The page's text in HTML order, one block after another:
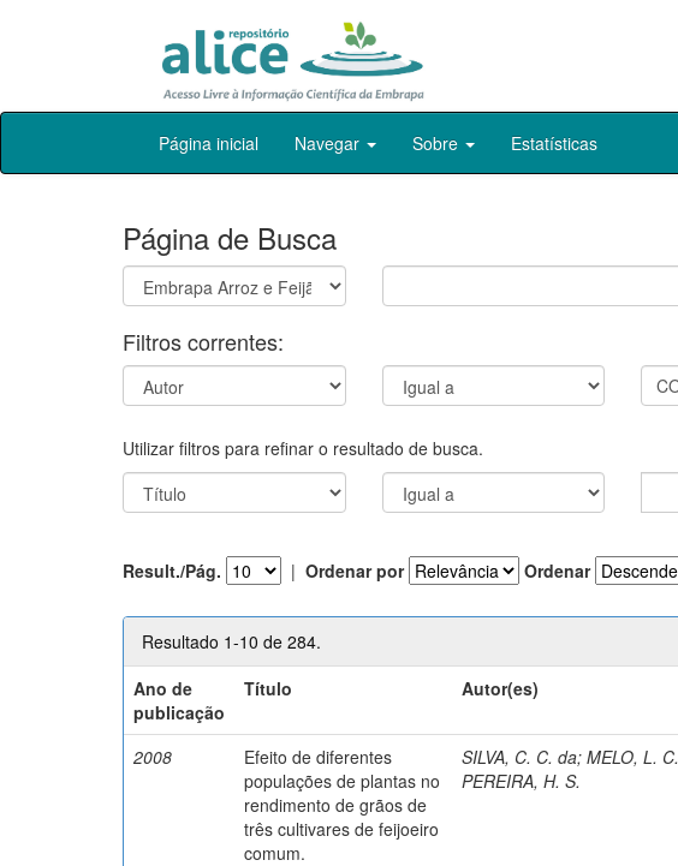
Skip
Página inicial Navegar Sobre Estatísticas
Página de Busca
Filtros correntes:
Utilizar filtros para refinar o resultado de busca.
Result./Pág. | Ordenar por Ordenar
Resultado 1-10 de 284.
Ano de
publicação
Título Autor(es)
2008
Efeito de diferentes
populações de plantas no
rendimento de grãos de
três cultivares de feijoeiro
comum.
SILVA, C. C. da;MELO, L. C.
PEREIRA, H. S.